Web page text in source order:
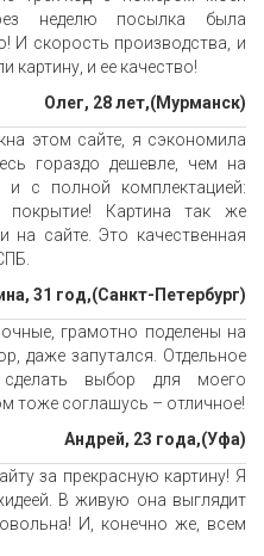
неделю посылка была
И скорость производства, и
картину, и ее качество!
Олег, 28 лет,(Мурманск)
этом сайте, я сэкономила
гораздо дешевле, чем на
и с полной комплектацией:
покрытие! Картина так же
на сайте. Это качественная
31 год,(Санкт-Петербург)
грамотно поделены на
даже запутался. Отдельное
выбор для моего
тоже соглашусь – отличное!
Андрей, 23 года,(Уфа)
за прекрасную картину! Я
В живую она выглядит
И, конечно же, всем